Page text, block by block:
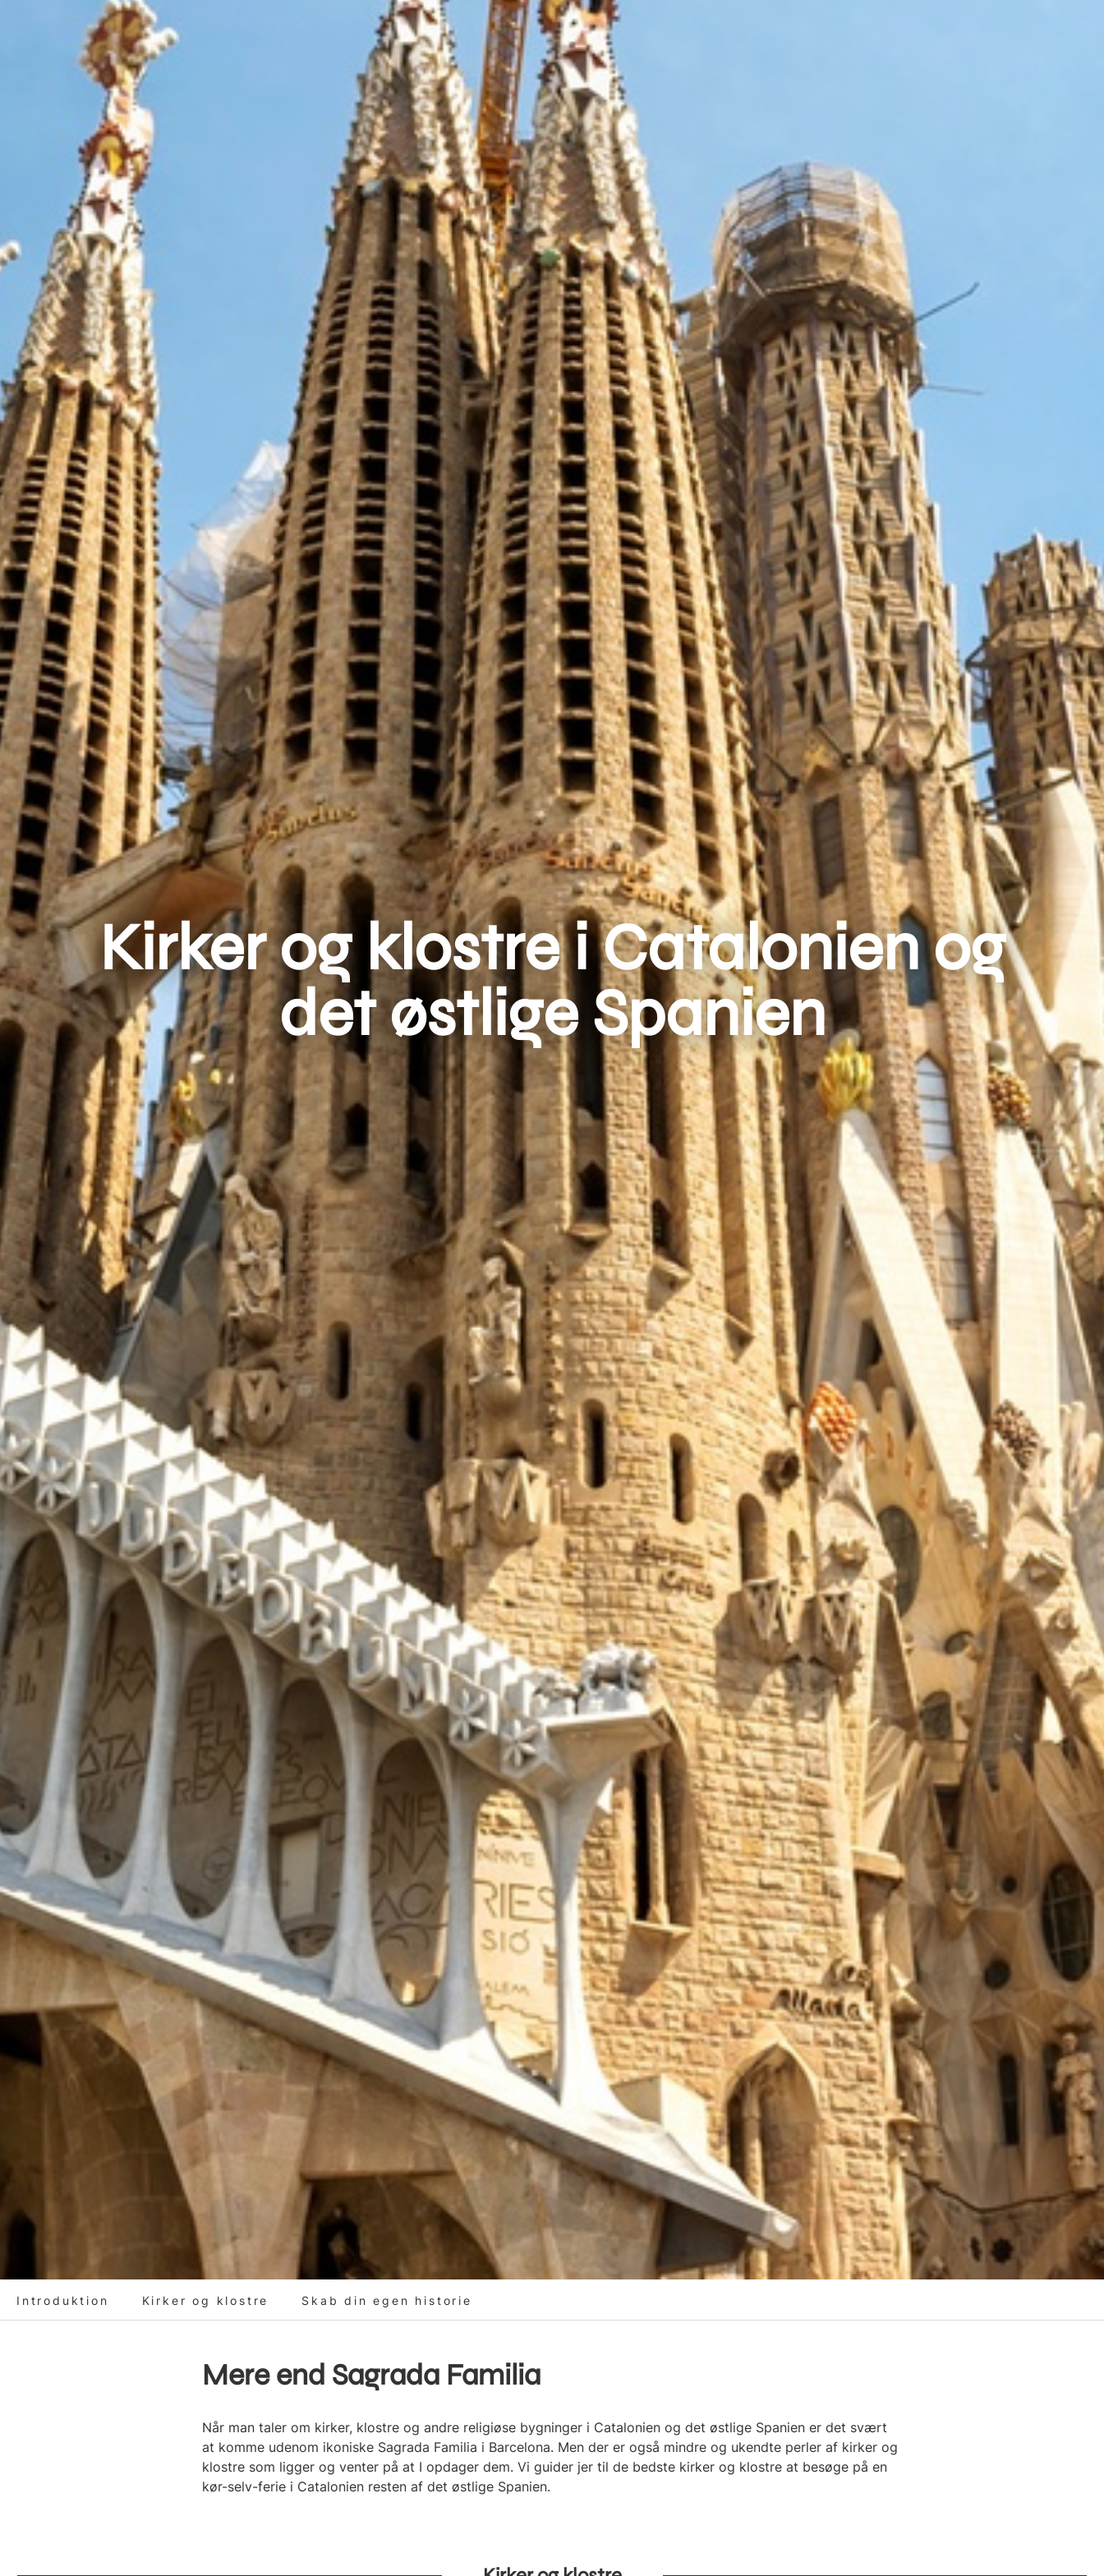
Kirker og klostre i Catalonien og
det østlige Spanien
Introduktion Kirker og klostre Skab din egen historie
Mere end Sagrada Familia
Når man taler om kirker, klostre og andre religiøse bygninger i Catalonien og det østlige Spanien er det svært
at komme udenom ikoniske Sagrada Familia i Barcelona. Men der er også mindre og ukendte perler af kirker og
klostre som ligger og venter på at I opdager dem. Vi guider jer til de bedste kirker og klostre at besøge på en
kør-selv-ferie i Catalonien resten af det østlige Spanien.